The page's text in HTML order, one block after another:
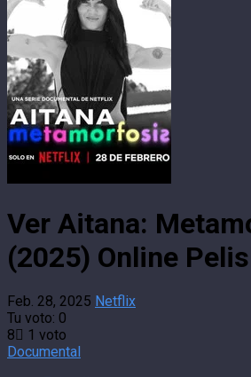
Ver Aitana:
(2025) Online
Feb. 28, 2025 Netflix
Tu voto: 0
8
1 voto
Documental